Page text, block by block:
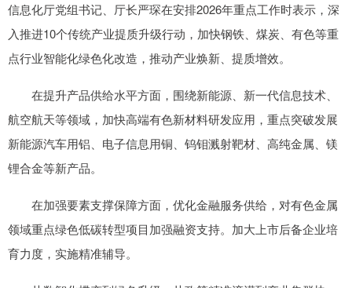
信息化厅党组书记、厅长严琛在安排2026年重点工作时表示，深
入推进10个传统产业提质升级行动，加快钢铁、煤炭、有色等重
点行业智能化绿色化改造，推动产业焕新、提质增效。
在提升产品供给水平方面，围绕新能源、新一代信息技术、
航空航天等领域，加快高端有色新材料研发应用，重点突破发展
新能源汽车用铝、电子信息用铜、钨钼溅射靶材、高纯金属、镁
锂合金等新产品。
在加强要素支撑保障方面，优化金融服务供给，对有色金属
领域重点绿色低碳转型项目加强融资支持。加大上市后备企业培
育力度，实施精准辅导。